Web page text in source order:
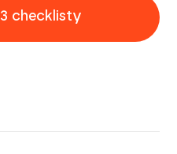
Chci získat 3 checklisty